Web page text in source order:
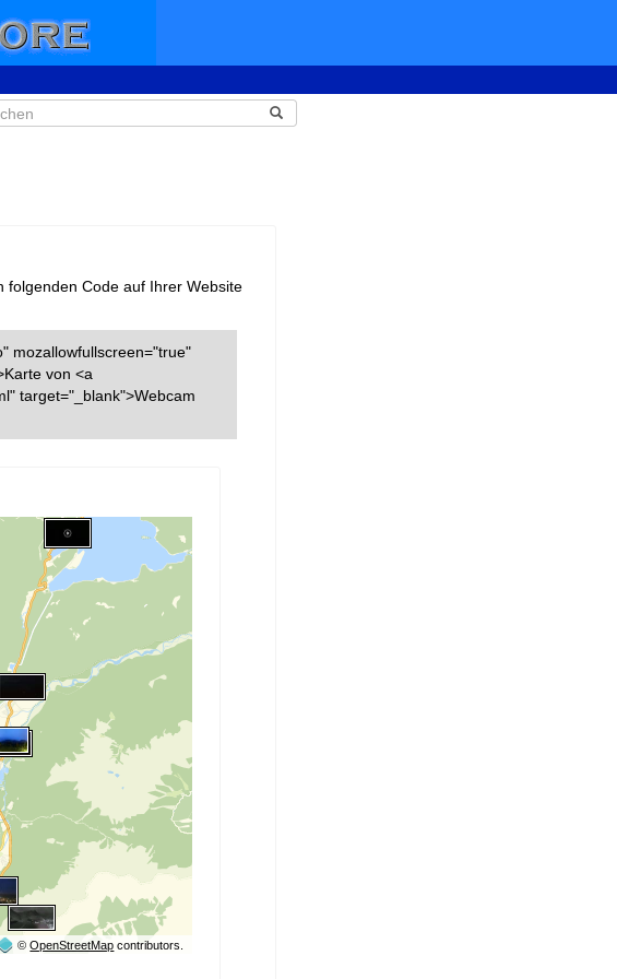
folgenden Code auf Ihrer Website
mozallowfullscreen="true"
von <a
target="_blank">Webcam